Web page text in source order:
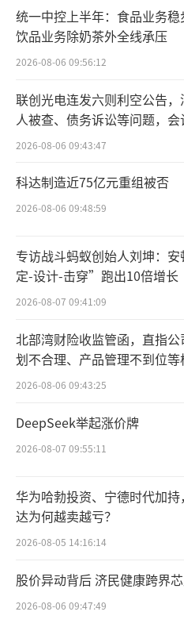
在服务层面，业内
缺，为终端药店，尤
质量与效率带来一定
联盟药店提供叮当快
平台，以叮当平台
师资源，支持于更多
运营赋能层面，叮
线上、线下全渠道的
当快药可以为联盟药房
C模式等在内的线上运
店以轻模式覆盖更多
叮当快药可以运用线上
式给联盟药房提供销售
模式的效率提升提供实
三方协力，激活药
伴随经济发展和
服务的需求与日俱增
体药店而言，依然面
压力。
国海证券近期报告
在稳健扩张，自2018年
统一中控上半年：食品业务稳
饮品业务除奶茶外全线承压
2026-08-06 09:56:12
联创光电连发六则利空公告
人被查、债务诉讼等问题，
所曾出具“保留意见”
2026-08-06 09:43:47
科达制造近75亿元重组被否
2026-08-06 09:48:59
专访战斗蚂蚁创始人刘坤：
定-设计-击穿”跑出10倍增长
2026-08-07 09:41:09
北部湾财险收监管函，直指
划不合理、产品管理不到位
点”
2026-08-06 09:43:25
DeepSeek举起涨价牌
2026-08-07 09:55:11
华为哈勃投资、宁德时代加
达为何越卖越亏？
2026-08-05 14:16:14
股价异动背后 济民健康跨界
2026-08-06 09:47:49